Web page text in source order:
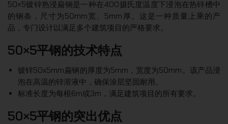
50×5镀锌热浸扁钢是一种在400摄氏度温度下浸泡在热锌槽中
的钢条，尺寸为50mm宽、5mm厚。这是一种质量上乘的产
品，专门设计以满足多个建筑项目的严格要求。
50×5平钢的技术特点
镀锌50x5mm扁钢的厚度为5mm，宽度为50mm。该产品浸
泡在高温的锌溶液中，确保涂层坚固耐用。
标准长度为每根6m或3m，满足建筑项目的所有要求。
50×5平钢的突出优点